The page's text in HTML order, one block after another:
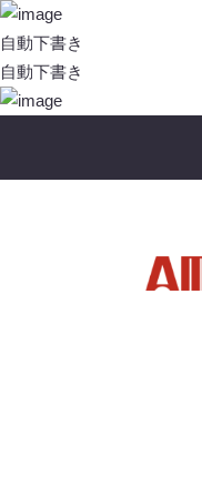
投
稿
ナ
ビ
シ
自動下書き
自動下書き